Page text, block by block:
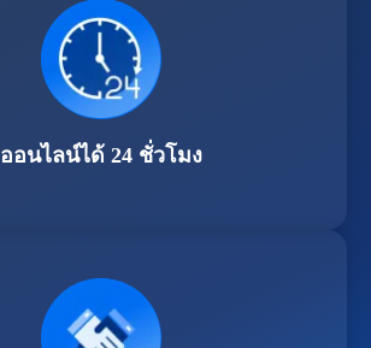
ออนไลน์ได้ 24 ชั่วโมง